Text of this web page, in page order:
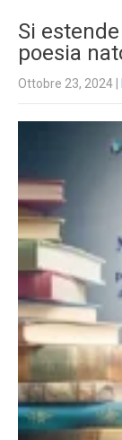
Si
poesia
Ottobre 23, 2024